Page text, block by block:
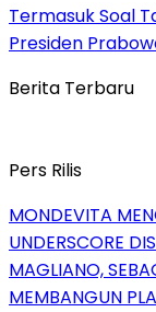
Termasuk Soal
Presiden
Berita Terbaru
Pers Rilis
MONDEVITA
UNDERSCORE
MAGLIANO,
MEMBANGUN